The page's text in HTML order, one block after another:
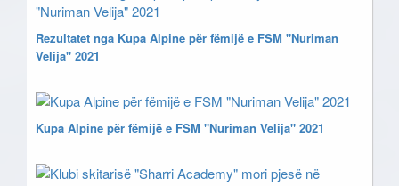
Rezultatet nga Kupa Alpine për fëmijë e FSM "Nuriman
Velija" 2021
Kupa Alpine për fëmijë e FSM "Nuriman Velija" 2021